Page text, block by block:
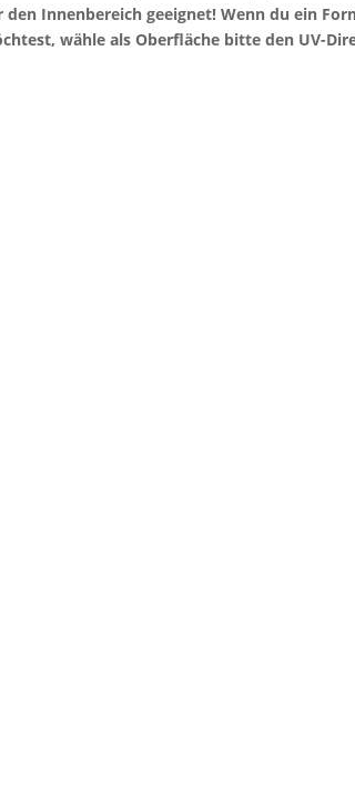
Innenbereich geeignet! Wenn du ein
wähle als Oberfläche bitte den UV-